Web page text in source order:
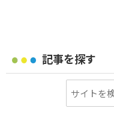
記事を探す